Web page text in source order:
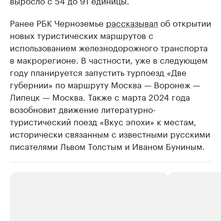
Ранее РБК Черноземье рассказывал об открытии
новых туристических маршрутов с
использованием железнодорожного транспорта
в макрорегионе. В частности, уже в следующем
году планируется запустить турпоезд «Две
губернии» по маршруту Москва — Воронеж —
Липецк — Москва. Также с марта 2024 года
возобновит движение литературно-
туристический поезд «Вкус эпохи» к местам,
исторически связанным с известными русскими
писателями Львом Толстым и Иваном Буниным.